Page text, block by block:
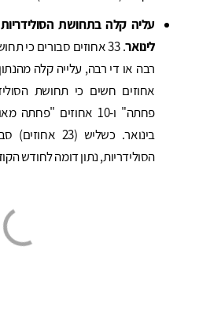
עליה קלה בתחושת
לינואר
. 33 אחוזים סבורים כי
בינואר. כשליש
הסולידריות, נתון דומה לחודש